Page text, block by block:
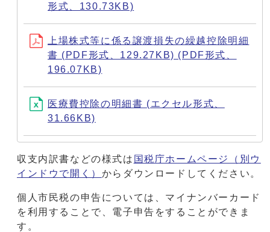
形式、130.73KB)
上場株式等に係る譲渡損失の繰越控除明細
書 (PDF形式、129.27KB) (PDF形式、
196.07KB)
医療費控除の明細書 (エクセル形式、
31.66KB)
収支内訳書などの様式は 国税庁ホームページ
（別ウ
インドウで開く） からダウンロードしてください。
個人市民税の申告については、マイナンバーカード
を利用することで、電子申告をすることができま
す。